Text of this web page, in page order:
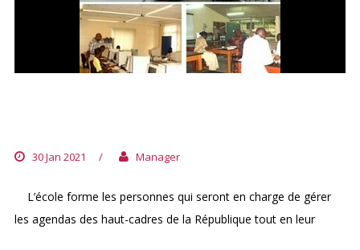
30 Jan 2021 / Manager
L’école forme les personnes qui seront en charge de gérer
les agendas des haut-cadres de la République tout en leur